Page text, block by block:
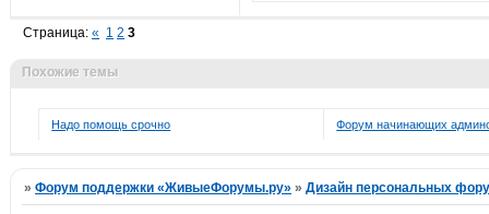
Страница:« 1 2 3
Похожие темы
Надо помощь срочно Форум начинающих
»Форум поддержки «ЖивыеФорумы.ру» »Дизайн персональных